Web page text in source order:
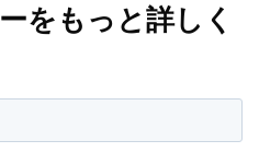
をもっと詳しく